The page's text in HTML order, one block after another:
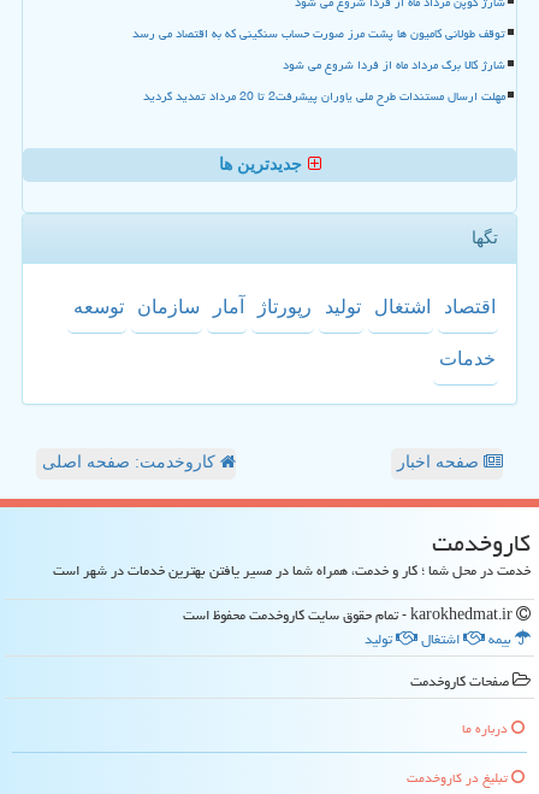
توقف طولانی کامیون ها پشت مرز صورت حساب سنگینی که به اقتصاد می رسد
شارژ کالا برگ مرداد ماه از فردا شروع می شود
مهلت ارسال مستندات طرح ملی یاوران پیشرفت2 تا 20 مرداد تمدید گردید
جدیدترین ها
تگها
اقتصاد اشتغال تولید رپورتاژ آمار سازمان توسعه
خدمات
صفحه اخبار کاروخدمت: صفحه اصلی
كاروخدمت
خدمت در محل شما ؛ کار و خدمت، همراه شما در مسیر یافتن بهترین خدمات در شهر است
بیمه
اشتغال
تولید
صفحات كاروخدمت
درباره ما
تبلیغ در كاروخدمت